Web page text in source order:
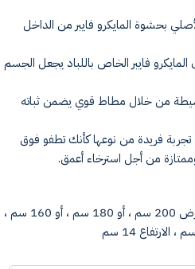
بحشوة المايكرو فايبر من الداخل
المايكرو فايبر الخاص باللباد يجعل الجسم
من خلال مطاط قوي يضمن ثباته
فايبر 100% ليعطي تجربة فريدة من نوعها كأنك تطفو فوق
من أجل استرخاء أعمق.
مقاس اللباد : الطول 200 سم ، العرض 200 سم ، أو 180 سم ، أو 160 سم ،